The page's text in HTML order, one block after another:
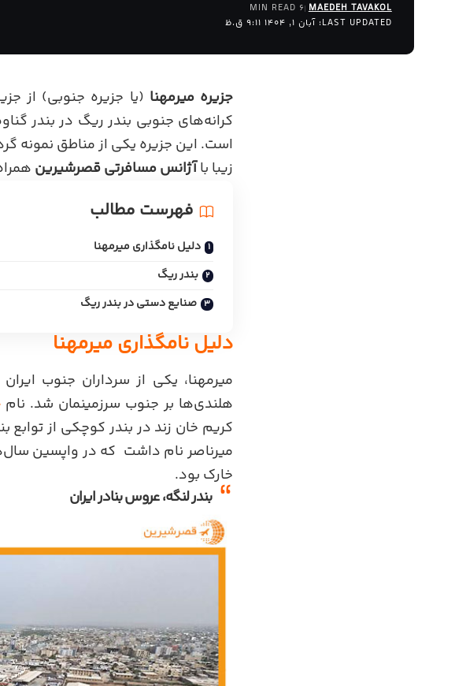
LAST UPDATED: آبان 1, 1404 9:11 ق.ظ
MAEDEH TAVAKOL
6 MIN READ
جزیره میرمهنا (یا جزیره جنوبی) از
کرانه‌های جنوبی بندر ریگ در بندر
است. این جزیره یکی از مناطق نمونه
زیبا باآژانس مسافرتیقصرشیرین
فهرست مطالب
دلیل نامگذاری میرمهنا
بندر ریگ
صنایع دستی در بندر ریگ
دلیل نامگذاری میرمهنا
میرمهنا، یکی از سرداران جنوب
هلندی‌ها بر جنوب سرزمینمان شد. نام
کریم خان زند در بندر کوچکی از توابع
میرناصر نام داشت که در واپسین
خارک بود.
بندر لنگه، عروس بنادر ایران